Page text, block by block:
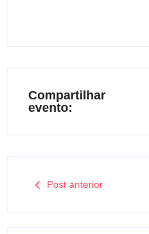
Compartilhar
evento:
Post anterior